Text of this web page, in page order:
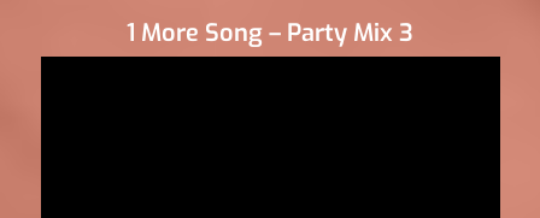
1 More Song – Party Mix 3